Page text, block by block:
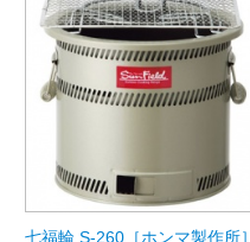
七福輪 S-260［ホンマ製作所］